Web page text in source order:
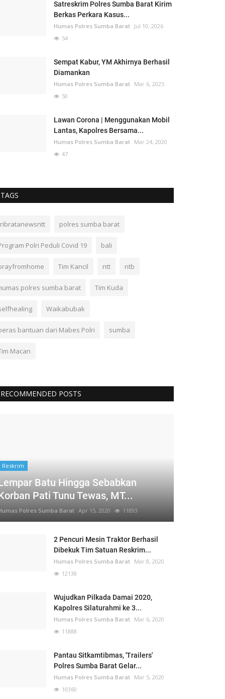
Satreskrim Polres Sumba Barat Kirim
Berkas Perkara Kasus...
Humas Polres Sumba Barat Jul 10, 2026
54
Sempat Kabur, YM Akhirnya Berhasil
Diamankan
Humas Polres Sumba Barat Mar 6, 2025
50
Lawan Corona | Menggunakan Mobil
Lantas, Kapolres Bersama...
Humas Polres Sumba Barat Mar 24, 2020
47
TAGS
polres sumba barat
Polri Peduli Covid 19 bali
Tim Kancil ntt ntb
polres sumba barat Tim Kuda
Waikabubak
bantuan dari Mabes Polri sumba
Macan
RECOMMENDED POSTS
Reskrim
Batu Hingga Sebabkan
Pati Tunu Tewas, MT...
Polres Sumba Barat Apr 15, 2020 11893
2 Pencuri Mesin Traktor Berhasil
Dibekuk Tim Satuan Reskrim...
Humas Polres Sumba Barat Mar 8, 2020
12138
Wujudkan Pilkada Damai 2020,
Kapolres Silaturahmi ke 3...
Humas Polres Sumba Barat Mar 6, 2020
11888
Pantau Sitkamtibmas, 'Trailers'
Polres Sumba Barat Gelar...
Humas Polres Sumba Barat Mar 5, 2020
10360